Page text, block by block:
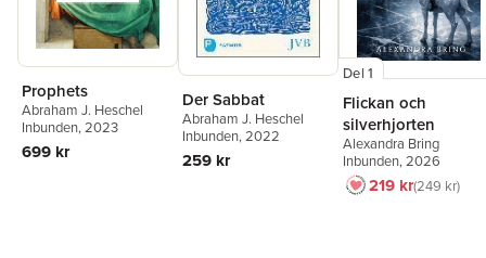
Prophets
Abraham J. Heschel
Inbunden, 2023
699 kr
Der Sabbat
Abraham J. Heschel
Inbunden, 2022
259 kr
Del 1
Flickan och
silverhjorten
Alexandra Bring
Inbunden, 2026
219 kr249 kr